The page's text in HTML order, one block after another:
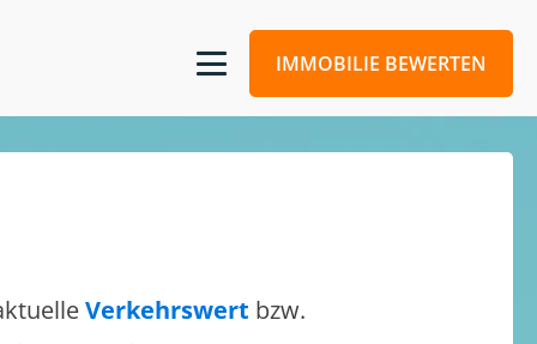
IMMOBILIE BEWERTEN
Verkehrswert bzw.